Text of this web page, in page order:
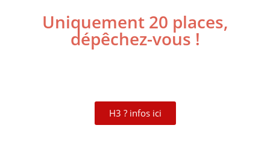
Uniquement 20 places,
dépêchez-vous !
H3 ? infos ici